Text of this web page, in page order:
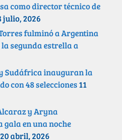
como director técnico de
julio, 2026
fulminó a Argentina
la segunda estrella a
Sudáfrica inauguran la
con 48 selecciones 11
y Aryna
en una noche
20 abril, 2026